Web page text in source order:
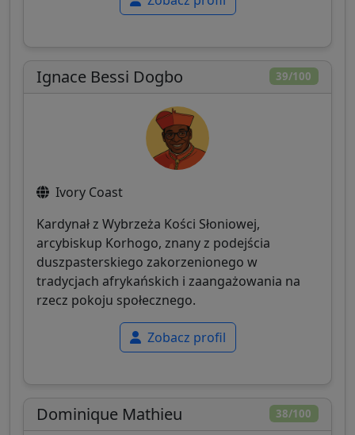
39/100
Ignace Bessi Dogbo
Ivory Coast
Kardynał z Wybrzeża Kości Słoniowej,
arcybiskup Korhogo, znany z podejścia
duszpasterskiego zakorzenionego w
tradycjach afrykańskich i zaangażowania na
rzecz pokoju społecznego.
Zobacz profil
38/100
Dominique Mathieu